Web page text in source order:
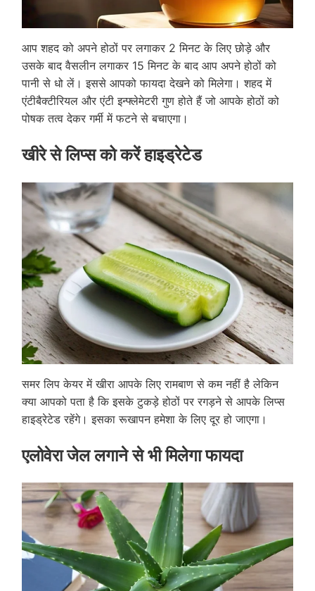
आप शहद को अपने होठों पर लगाकर 2 मिनट के लिए छोड़े और
उसके बाद वैसलीन लगाकर 15 मिनट के बाद आप अपने होठों को
पानी से धो लें। इससे आपको फायदा देखने को मिलेगा। शहद में
एंटीबैक्टीरियल और एंटी इन्फ्लेमेटरी गुण होते हैं जो आपके होठों को
पोषक तत्व देकर गर्मी में फटने से बचाएगा।
खीरे से लिप्स को करें हाइड्रेटेड
समर लिप केयर में खीरा आपके लिए रामबाण से कम नहीं है लेकिन
क्या आपको पता है कि इसके टुकड़े होठों पर रगड़ने से आपके लिप्स
हाइड्रेटेड रहेंगे। इसका रूखापन हमेशा के लिए दूर हो जाएगा।
एलोवेरा जेल लगाने से भी मिलेगा फायदा